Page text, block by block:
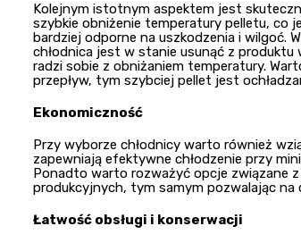
Kolejnym istotnym aspektem jest
szybkie obniżenie temperatury pelletu, co
bardziej odporne na uszkodzenia i wilgoć.
chłodnica jest w stanie usunąć z produktu
radzi sobie z obniżaniem temperatury.
przepływ, tym szybciej pellet jest
Ekonomiczność
Przy wyborze chłodnicy warto również
zapewniają efektywne chłodzenie przy
Ponadto warto rozważyć opcje związane
produkcyjnych, tym samym pozwalając na
Łatwość obsługi i konserwacji